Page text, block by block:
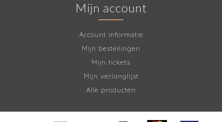
Mijn account
Account informatie
Mijn bestellingen
Mijn tickets
Mijn verlanglijst
Alle producten